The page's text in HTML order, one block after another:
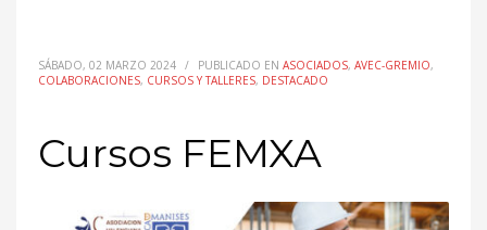
SÁBADO, 02 MARZO 2024 / PUBLICADO EN ASOCIADOS, AVEC-GREMIO,
COLABORACIONES, CURSOS Y TALLERES, DESTACADO
Cursos FEMXA